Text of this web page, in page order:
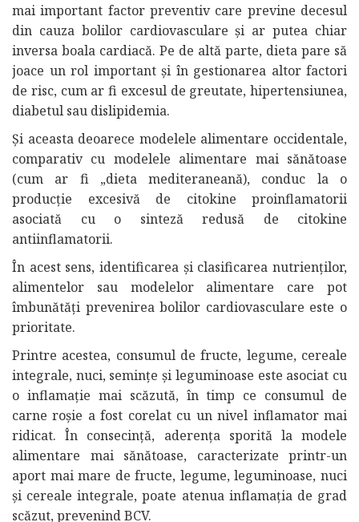
mai important factor preventiv care previne decesul
din cauza bolilor cardiovasculare și ar putea chiar
inversa boala cardiacă. Pe de altă parte, dieta pare să
joace un rol important și în gestionarea altor factori
de risc, cum ar fi excesul de greutate, hipertensiunea,
diabetul sau dislipidemia.
Și aceasta deoarece modelele alimentare occidentale,
comparativ cu modelele alimentare mai sănătoase
(cum ar fi „dieta mediteraneană), conduc la o
producție excesivă de citokine proinflamatorii
asociată cu o sinteză redusă de citokine
antiinflamatorii.
În acest sens, identificarea și clasificarea nutrienților,
alimentelor sau modelelor alimentare care pot
îmbunătăți prevenirea bolilor cardiovasculare este o
prioritate.
Printre acestea, consumul de fructe, legume, cereale
integrale, nuci, semințe și leguminoase este asociat cu
o inflamație mai scăzută, în timp ce consumul de
carne roșie a fost corelat cu un nivel inflamator mai
ridicat. În consecință, aderența sporită la modele
alimentare mai sănătoase, caracterizate printr-un
aport mai mare de fructe, legume, leguminoase, nuci
și cereale integrale, poate atenua inflamația de grad
scăzut, prevenind BCV.